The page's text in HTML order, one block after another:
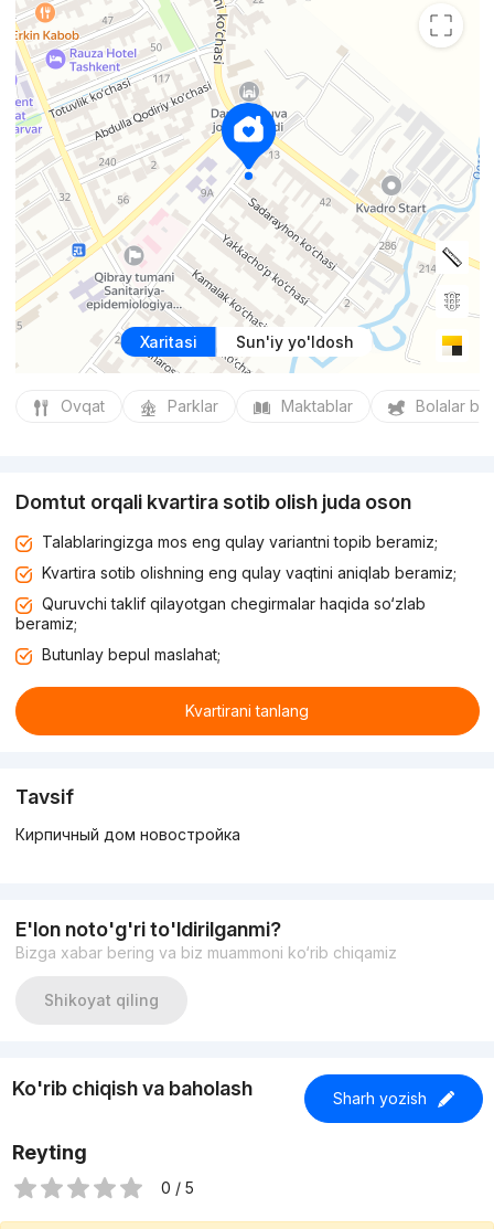
Xaritasi Sun'iy yo'ldosh
Ovqat Parklar Maktablar Bolalar
Domtut orqali kvartira sotib olish juda oson
Talablaringizga mos eng qulay variantni topib beramiz;
Kvartira sotib olishning eng qulay vaqtini aniqlab beramiz;
Quruvchi taklif qilayotgan chegirmalar haqida so‘zlab
beramiz;
Butunlay bepul maslahat;
Kvartirani tanlang
Tavsif
Кирпичный дом новостройка
E'lon noto'g'ri to'ldirilganmi?
Bizga xabar bering va biz muammoni ko‘rib chiqamiz
Shikoyat qiling
Ko'rib chiqish va baholash Sharh yozish
Reyting
0 / 5